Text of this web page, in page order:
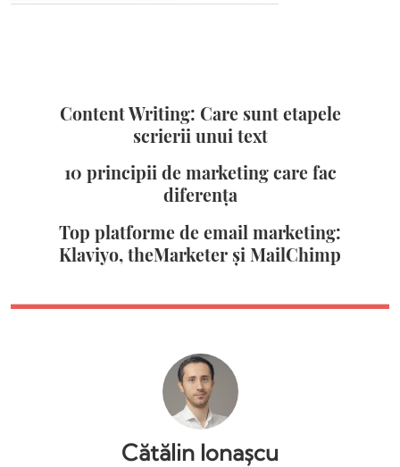
Content Writing: Care sunt etapele
scrierii unui text
10 principii de marketing care fac
diferența
Top platforme de email marketing:
Klaviyo, theMarketer și MailChimp
Cătălin Ionașcu